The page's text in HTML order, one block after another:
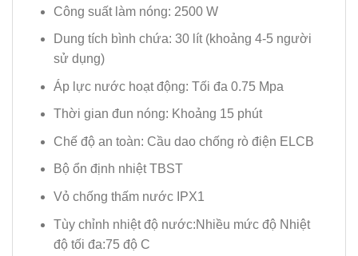
Công suất làm nóng: 2500 W
Dung tích bình chứa: 30 lít (khoảng 4-5 người
sử dụng)
Áp lực nước hoạt động: Tối đa 0.75 Mpa
Thời gian đun nóng: Khoảng 15 phút
Chế độ an toàn: Cầu dao chống rò điện ELCB
Bộ ổn định nhiệt TBST
Vỏ chống thấm nước IPX1
Tùy chỉnh nhiệt độ nước:Nhiều mức độ Nhiệt
độ tối đa:75 độ C